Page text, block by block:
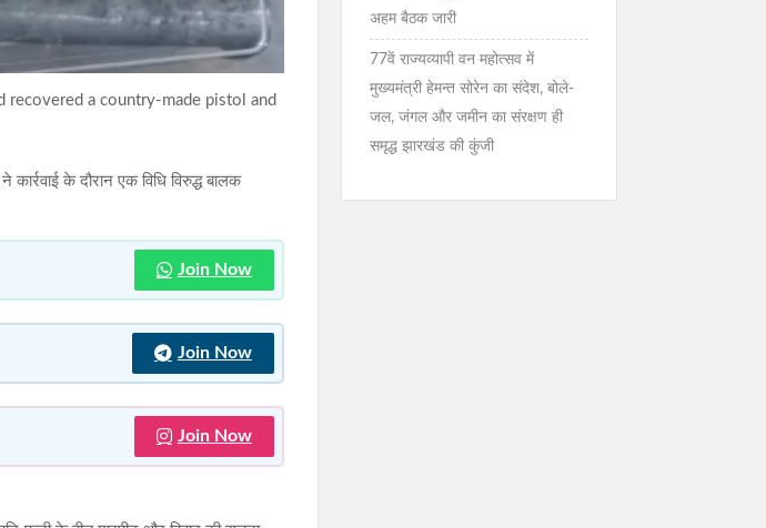
recovered a country-made pistol and
के दौरान एक विधि विरुद्ध बालक
Join Now
Join Now
Join Now
अहम बैठक जारी
77वें राज्यव्यापी वन महोत्सव में
मुख्यमंत्री हेमन्त सोरेन का संदेश, बोले-
जल, जंगल और जमीन का संरक्षण ही
समृद्ध झारखंड की कुंजी